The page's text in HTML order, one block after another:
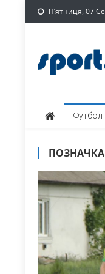
Skip
to
П’ятниця, 07
Футбол